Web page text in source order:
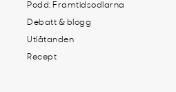
Podd: Framtidsodlarna
Debatt & blogg
Utlåtanden
Recept